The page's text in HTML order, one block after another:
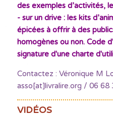
des exemples d’activités,
- sur un drive : les kits
épicées à offrir à des
homogènes ou non. Code
signature d'une charte
Contactez : Véronique M
asso[at]livralire.org / 06 68
VIDÉOS